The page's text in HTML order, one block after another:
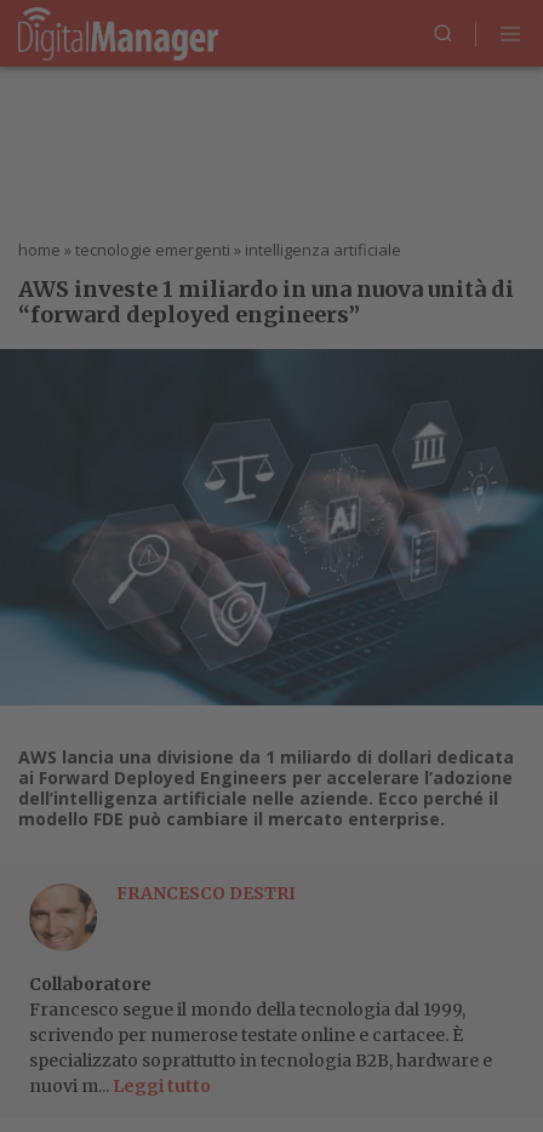
home » tecnologie emergenti » intelligenza artificiale
AWS investe 1 miliardo in una nuova unità di
“forward deployed engineers”
AWS lancia una divisione da 1 miliardo di dollari dedicata
ai Forward Deployed Engineers per accelerare l’adozione
dell’intelligenza artificiale nelle aziende. Ecco perché il
modello FDE può cambiare il mercato enterprise.
FRANCESCO DESTRI
Collaboratore
Francesco segue il mondo della tecnologia dal 1999,
scrivendo per numerose testate online e cartacee. È
specializzato soprattutto in tecnologia B2B, hardware e
nuovi m... Leggi tutto